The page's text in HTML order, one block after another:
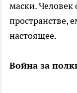
маски. Человек
пространстве,
настоящее.
Война за